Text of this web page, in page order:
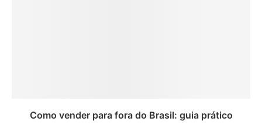
Como vender para fora do Brasil: guia prático